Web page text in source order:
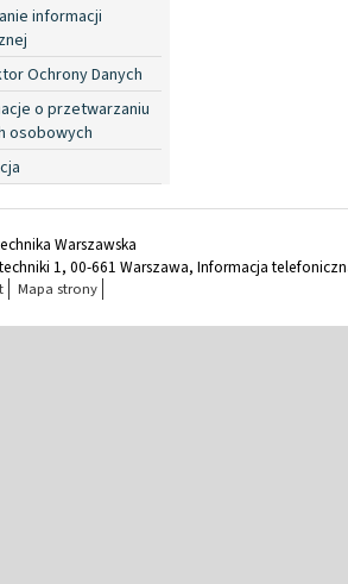
informacji
Ochrony Danych
o przetwarzaniu
osobowych
Warszawska
1, 00-661 Warszawa, Informacja
Mapa strony